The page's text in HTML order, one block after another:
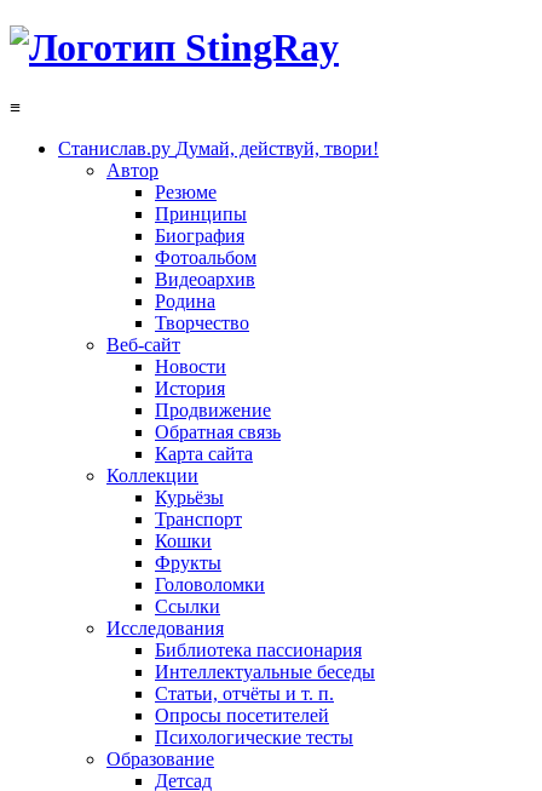
≡
Станислав.ру Думай, действуй, твори!
Автор
Резюме
Принципы
Биография
Фотоальбом
Видеоархив
Родина
Творчество
Веб-сайт
Новости
История
Продвижение
Обратная связь
Карта сайта
Коллекции
Курьёзы
Транспорт
Кошки
Фрукты
Головоломки
Ссылки
Исследования
Библиотека пассионария
Интеллектуальные беседы
Статьи, отчёты и т. п.
Опросы посетителей
Психологические тесты
Образование
Детсад